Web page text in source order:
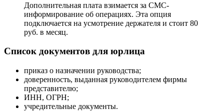
Дополнительная плата взимается за СМС-
информирование об операциях. Эта опция
подключается на усмотрение держателя и стоит 80
руб. в месяц.
Список документов для юрлица
приказ о назначении руководства;
доверенность, выданная руководителем фирмы
представителю;
ИНН, ОГРН;
учредительные документы.